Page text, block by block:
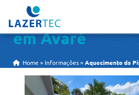
Aquecimento da
em Avaré
Home » Informações »Aquecimento da